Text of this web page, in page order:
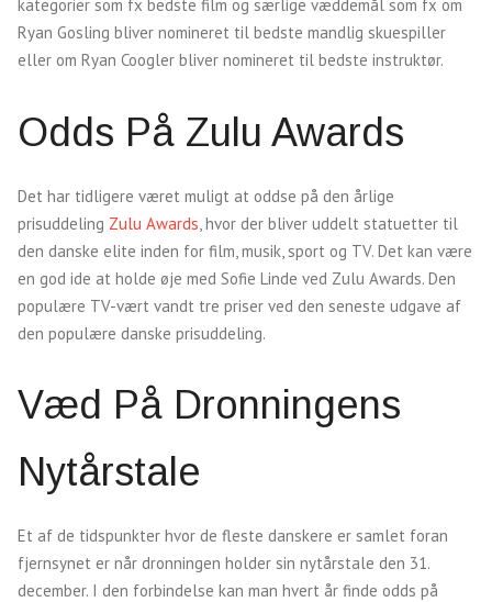
kategorier som fx bedste film og særlige væddemål som fx om
Ryan Gosling bliver nomineret til bedste mandlig skuespiller
eller om Ryan Coogler bliver nomineret til bedste instruktør.
Odds På Zulu Awards
Det har tidligere været muligt at oddse på den årlige
prisuddeling Zulu Awards , hvor der bliver uddelt statuetter til
den danske elite inden for film, musik, sport og TV. Det kan være
en god ide at holde øje med Sofie Linde ved Zulu Awards. Den
populære TV-vært vandt tre priser ved den seneste udgave af
den populære danske prisuddeling.
Væd På Dronningens
Nytårstale
Et af de tidspunkter hvor de fleste danskere er samlet foran
fjernsynet er når dronningen holder sin nytårstale den 31.
december. I den forbindelse kan man hvert år finde odds på